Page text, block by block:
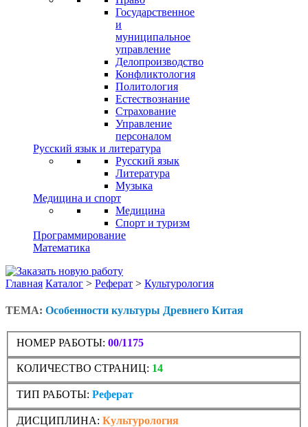
Государственное
и
муниципальное
управление
Делопроизводство
Конфликтология
Политология
Естествознание
Страхование
Управление
персоналом
Русский язык и литература
Русский язык
Литература
Музыка
Медицина и спорт
Медицина
Спорт и туризм
Программирование
Математика
Главная Каталог > Реферат > Культурология
ТЕМА: Особенности культуры Древнего Китая
НОМЕР РАБОТЫ: 00/1175
КОЛИЧЕСТВО СТРАНИЦ: 14
ТИП РАБОТЫ: Реферат
ДИСЦИПЛИНА: Культурология